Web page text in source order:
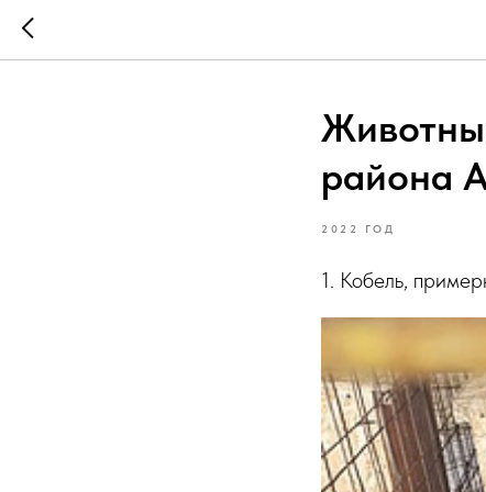
района
2022 ГОД
1. Кобель,